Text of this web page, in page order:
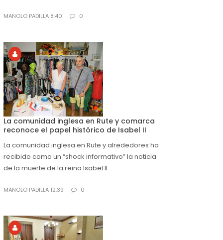
MANOLO PADILLA 8:40 0
La comunidad inglesa en Rute y comarca
reconoce el papel histórico de Isabel II
La comunidad inglesa en Rute y alrededores ha
recibido como un “shock informativo” la noticia
de la muerte de la reina Isabel II....
MANOLO PADILLA 12:39 0